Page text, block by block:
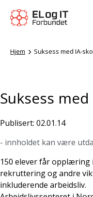
Hjem Suksess med IA-
Suksess
Publisert: 02.01.14
- innholdet kan være
150 elever får
rekruttering og andre
inkluderende arbeidsliv.